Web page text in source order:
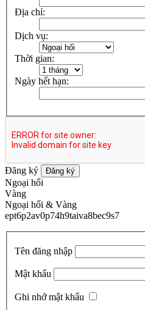
Địa chỉ:
Dịch vụ:
Thời gian:
Ngày hết hạn:
Đăng ký Đăng ký
Ngoại hối
Vàng
Ngoại hối & Vàng
ept6p2av0p74h9taiva8bec9s7
Tên đăng nhập
Mật khẩu
Ghi nhớ mật khẩu